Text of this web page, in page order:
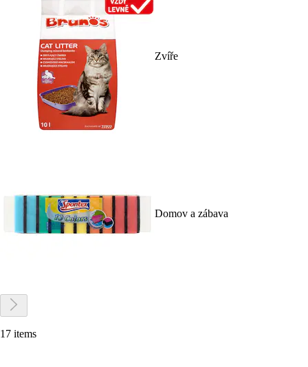
Zvíře
Domov a zábava
17 items